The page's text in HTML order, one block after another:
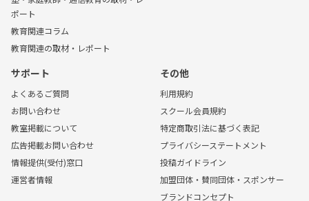
ポート
教育関連コラム
教育関連の取材・レポート
サポート
よくあるご質問
お問い合わせ
教室掲載について
広告掲載お問い合わせ
情報提供(受付)窓口
運営者情報
その他
利用規約
スクール会員規約
特定商取引法に基づく表記
プライバシーステートメント
投稿ガイドライン
加盟団体・賛同団体・スポンサー
ブランドコンセプト